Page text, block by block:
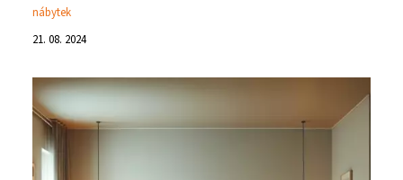
nábytek
21. 08. 2024